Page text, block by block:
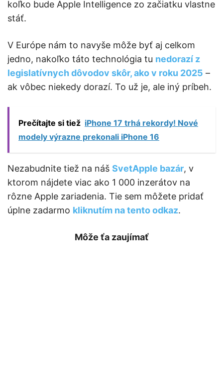
koľko bude Apple Intelligence zo začiatku vlastne
stáť.
V Európe nám to navyše môže byť aj celkom
jedno, nakoľko táto technológia tu nedorazí z
legislatívnych dôvodov skôr, ako v roku 2025 –
ak vôbec niekedy dorazí. To už je, ale iný príbeh.
Prečítajte si tiež iPhone 17 trhá rekordy! Nové
modely výrazne prekonali iPhone 16
Nezabudnite tiež na náš SvetApple bazár, v
ktorom nájdete viac ako 1 000 inzerátov na
rôzne Apple zariadenia. Tie sem môžete pridať
úplne zadarmo kliknutím na tento odkaz.
Môže ťa zaujímať